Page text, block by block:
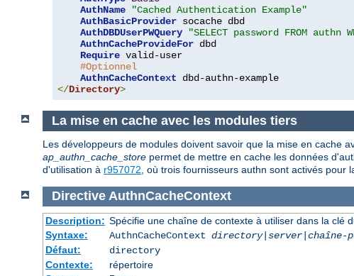
AuthName
"Cached Authentication Example"
AuthBasicProvider socache dbd
AuthDBDUserPWQuery
"SELECT password FROM authn
AuthnCacheProvideFor dbd
Require valid-user
#Optionnel
AuthnCacheContext
</Directory>
La mise en cache avec les modules tiers
Les développeurs de modules doivent savoir que la mise en cache
ap_authn_cache_store permet de mettre en cache les données
d'utilisation à r957072 , où trois fournisseurs authn sont activés pour
Directive AuthnCacheContext
Description: Spécifie une chaîne de contexte à utiliser dans la clé
Syntaxe:
AuthnCacheContext directory|server|chaîne-
Défaut:
directory
Contexte:
répertoire